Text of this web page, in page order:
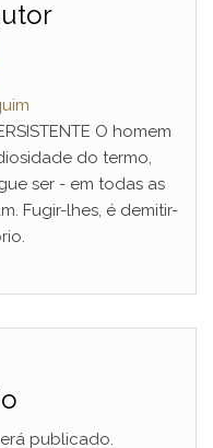
O homem
do termo,
ser - em todas as
Fugir-lhes, é demitir-
publicado.